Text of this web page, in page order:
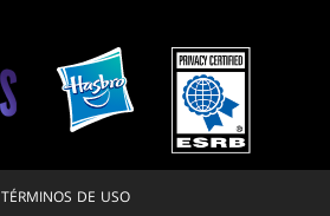
TÉRMINOS DE USO